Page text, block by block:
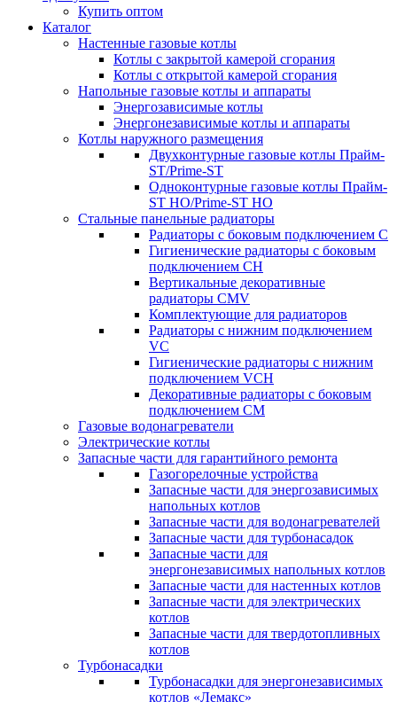
Купить оптом
Каталог
Настенные газовые котлы
Котлы с закрытой камерой сгорания
Котлы с открытой камерой сгорания
Напольные газовые котлы и аппараты
Энергозависимые котлы
Энергонезависимые котлы и аппараты
Котлы наружного размещения
Двухконтурные газовые котлы Прайм-
ST/Prime-ST
Одноконтурные газовые котлы Прайм-
ST HO/Prime-ST HO
Стальные панельные радиаторы
Радиаторы c боковым подключением C
Гигиенические радиаторы c боковым
подключением CH
Вертикальные декоративные
радиаторы CMV
Комплектующие для радиаторов
Радиаторы c нижним подключением
VC
Гигиенические радиаторы c нижним
подключением VCH
Декоративные радиаторы с боковым
подключением CM
Газовые водонагреватели
Электрические котлы
Запасные части для гарантийного ремонта
Газогорелочные устройства
Запасные части для энергозависимых
напольных котлов
Запасные части для водонагревателей
Запасные части для турбонасадок
Запасные части для
энергонезависимых напольных котлов
Запасные части для настенных котлов
Запасные части для электрических
котлов
Запасные части для твердотопливных
котлов
Турбонасадки
Турбонасадки для энергонезависимых
котлов «Лемакс»